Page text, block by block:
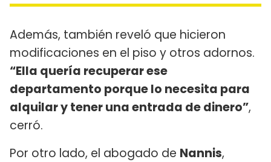
Además, también reveló que hicieron
modificaciones en el piso y otros adornos.
“Ella quería recuperar ese
departamento porque lo necesita para
alquilar y tener una entrada de dinero”,
cerró.
Por otro lado, el abogado de Nannis,